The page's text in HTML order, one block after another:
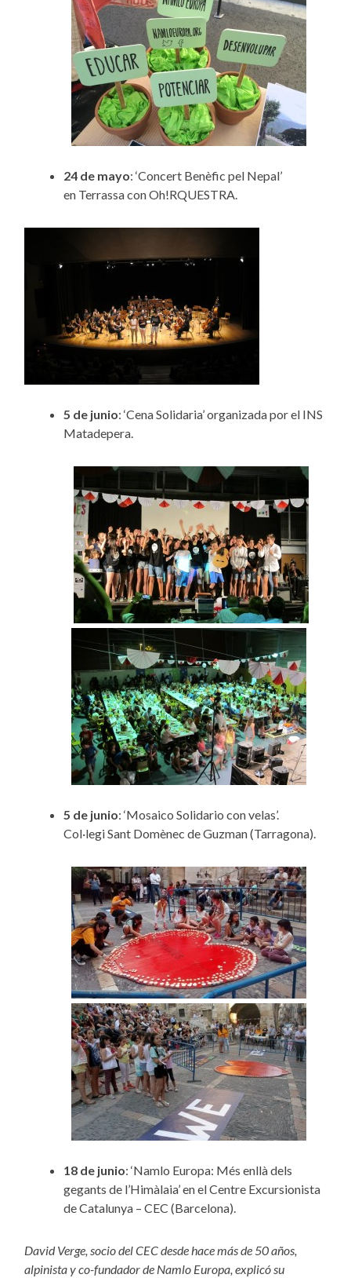
24 de mayo: ‘Concert Benèfic pel Nepal’
en Terrassa con Oh!RQUESTRA.
5 de junio: ‘Cena Solidaria’ organizada por el INS
Matadepera.
5 de junio: ‘Mosaico Solidario con velas’.
Col·legi Sant Domènec de Guzman (Tarragona).
18 de junio: ‘Namlo Europa: Més enllà dels
gegants de l’Himàlaia’ en el Centre Excursionista
de Catalunya – CEC (Barcelona).
David Verge, socio del CEC desde hace más de 50 años,
alpinista y co-fundador de Namlo Europa, explicó su